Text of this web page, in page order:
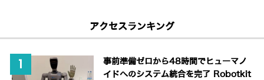
アクセスランキング
事前準備ゼロから48時間でヒューマノ
イドへのシステム統合を完了 Robotkit